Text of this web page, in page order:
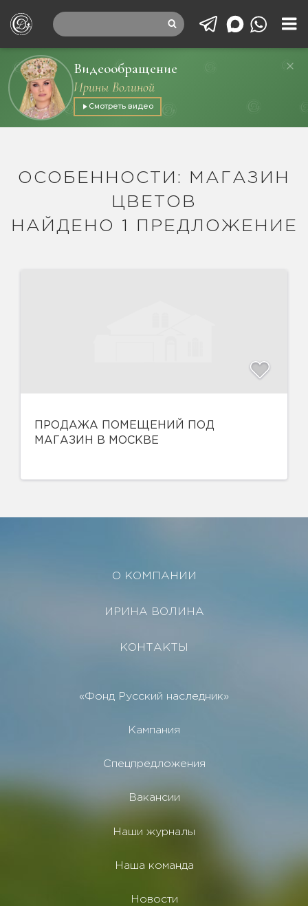
Видеообращение
Ирины Волиной
Смотреть видео
ОСОБЕННОСТИ: МАГАЗИН
ЦВЕТОВ
НАЙДЕНО 1 ПРЕДЛОЖЕНИЕ
ПРОДАЖА ПОМЕЩЕНИЙ ПОД
МАГАЗИН В МОСКВЕ
О КОМПАНИИ
ИРИНА ВОЛИНА
КОНТАКТЫ
«Фонд Русский наследник»
Кампания
Спецпредложения
Вакансии
Наши журналы
Наша команда
Новости